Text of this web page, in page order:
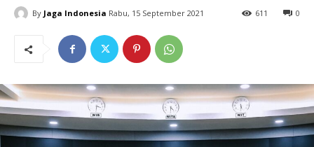
By Jaga Indonesia Rabu, 15 September 2021 0
611